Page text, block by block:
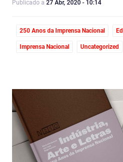
Publicado a 27 Abr, 2020 - 10:14
250 Anos da Imprensa Nacional
Imprensa Nacional Uncategorized